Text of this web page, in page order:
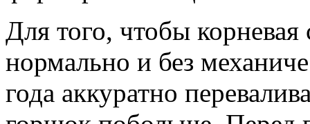
Для того, чтобы
нормально и без
года аккуратно